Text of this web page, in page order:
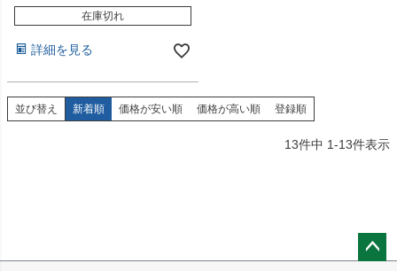
在庫切れ
詳細を見る
並び替え 新着順 価格が安い順 価格が高い順 登録順
13件中 1-13件表示